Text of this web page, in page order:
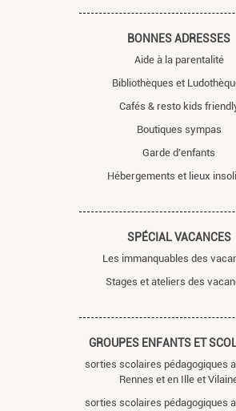
BONNES ADRESSES
Aide à la parentalité
Bibliothèques et
Cafés & resto kids
Boutiques sympas
Garde d'enfants
Hébergements et lieux
SPÉCIAL VACANCES
Les immanquables des
Stages et ateliers des
GROUPES ENFANTS ET
sorties scolaires pédagogiques
Rennes et en Ille et
sorties scolaires pédagogiques